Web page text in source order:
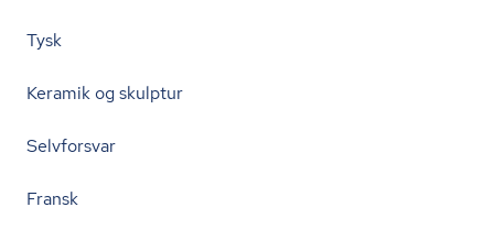
Tysk
Keramik og skulptur
Selvforsvar
Fransk